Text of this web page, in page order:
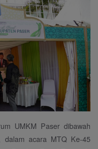
UMKM Paser dibawah
dalam acara MTQ Ke-45